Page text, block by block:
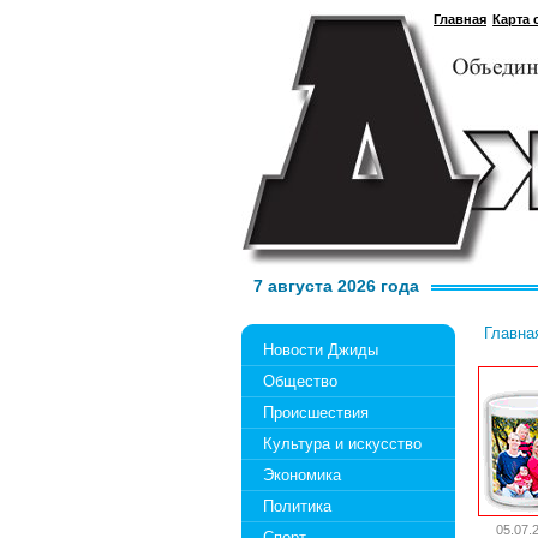
Главная Карта
7 августа 2026 года
Новости Джиды
Общество
Происшествия
Культура и искусство
Экономика
Политика